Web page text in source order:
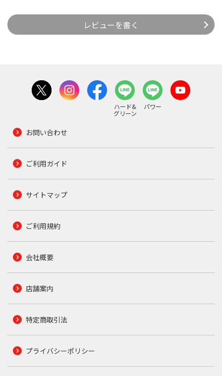
レビューを書く
ハード&
グリーン
パワー
お問い合わせ
ご利用ガイド
サイトマップ
ご利用規約
会社概要
店舗案内
特定商取引法
プライバシーポリシー